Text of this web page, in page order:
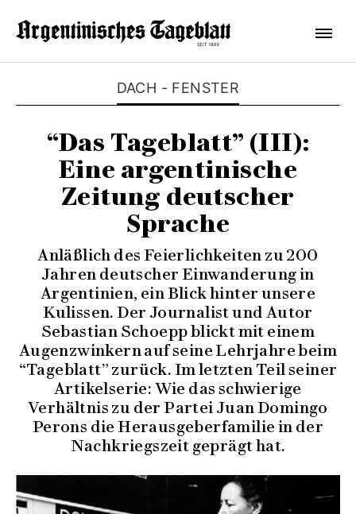
DACH - FENSTER
“Das Tageblatt” (III):
Eine argentinische
Zeitung deutscher
Sprache
Anläßlich des Feierlichkeiten zu 200
Jahren deutscher Einwanderung in
Argentinien, ein Blick hinter unsere
Kulissen. Der Journalist und Autor
Sebastian Schoepp blickt mit einem
Augenzwinkern auf seine Lehrjahre beim
“Tageblatt” zurück. Im letzten Teil seiner
Artikelserie: Wie das schwierige
Verhältnis zu der Partei Juan Domingo
Perons die Herausgeberfamilie in der
Nachkriegszeit geprägt hat.